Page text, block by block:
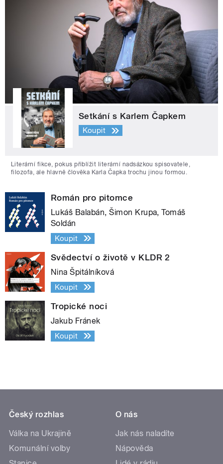
Setkání s Karlem Čapkem
Koupit
Literární fikce, pokus přiblížit literární nadsázkou spisovatele,
filozofa, ale hlavně člověka Karla Čapka trochu jinou formou.
Román pro pitomce
Lukáš Balabán, Šimon Krupa, Tomáš
Soldán
Koupit
Svědectví o životě v KLDR 2
Nina Špitálníková
Koupit
Tropické noci
Jakub Fránek
Koupit
Český rozhlas
Válka na Ukrajině
Komunální volby
O nás
Jak nás naladíte
Nápověda